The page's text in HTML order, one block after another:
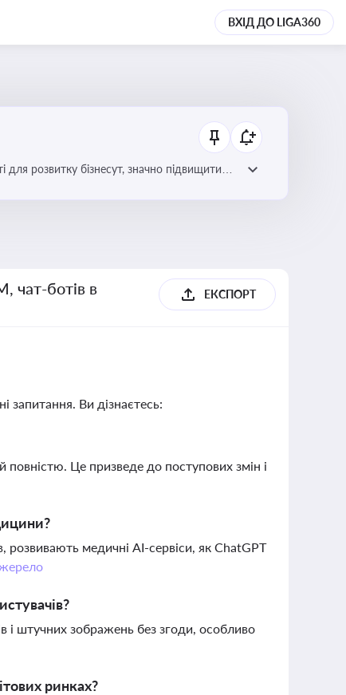
ВХІД ДО LIGA360
для розвитку бізнесут, значно підвищити
чат-ботів в
ЕКСПОРТ
запитання. Ви дізнаєтесь:
Це призведе до поступових змін і
медичні AI-сервіси, як ChatGPT
і штучних зображень без згоди, особливо
ринках?